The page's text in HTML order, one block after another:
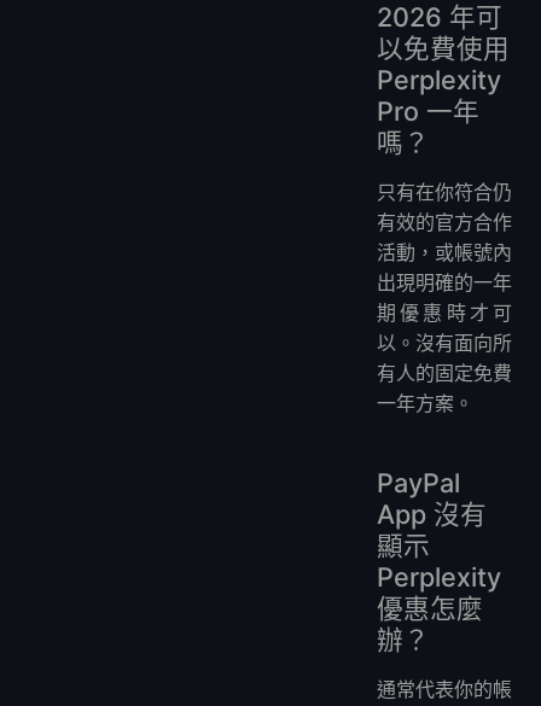
2026 年可
以免費使用
Perplexity
Pro 一年
嗎？
只有在你符合仍
有效的官方合作
活動，或帳號內
出現明確的一年
期優惠時才可
以。沒有面向所
有人的固定免費
一年方案。
PayPal
App 沒有
顯示
Perplexity
優惠怎麼
辦？
通常代表你的帳